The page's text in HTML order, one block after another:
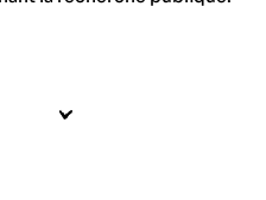
recherche en
de la santé et de la